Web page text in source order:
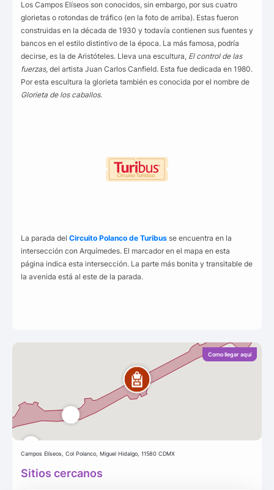
Los Campos Elíseos son conocidos, sin embargo, por sus cuatro
glorietas o rotondas de tráfico (en la foto de arriba). Estas fueron
construidas en la década de 1930 y todavía contienen sus fuentes y
bancos en el estilo distintivo de la época. La más famosa, podría
decirse, es la de Aristóteles. Lleva una escultura, El control de las
fuerzas, del artista Juan Carlos Canfield. Esta fue dedicada en 1980.
Por esta escultura la glorieta también es conocida por el nombre de
Glorieta de los caballos.
La parada del Circuito Polanco de Turibus se encuentra en la
intersección con Arquímedes. El marcador en el mapa en esta
página indica esta intersección. La parte más bonita y transitable de
la avenida está al este de la parada.
Como llegar aquí
Campos Elíseos, Col Polanco, Miguel Hidalgo, 11580 CDMX
Sitios cercanos